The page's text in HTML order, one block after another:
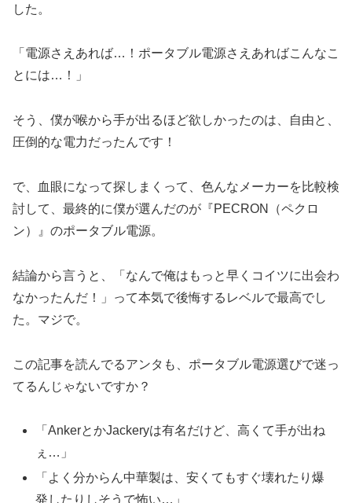
した。
「電源さえあれば…！ポータブル電源さえあればこんなこ
とには…！」
そう、僕が喉から手が出るほど欲しかったのは、自由と、
圧倒的な電力だったんです！
で、血眼になって探しまくって、色んなメーカーを比較検
討して、最終的に僕が選んだのが『PECRON（ペクロ
ン）』のポータブル電源。
結論から言うと、「なんで俺はもっと早くコイツに出会わ
なかったんだ！」って本気で後悔するレベルで最高でし
た。マジで。
この記事を読んでるアンタも、ポータブル電源選びで迷っ
てるんじゃないですか？
「AnkerとかJackeryは有名だけど、高くて手が出ね
ぇ…」
「よく分からん中華製は、安くてもすぐ壊れたり爆
発したりしそうで怖い…」